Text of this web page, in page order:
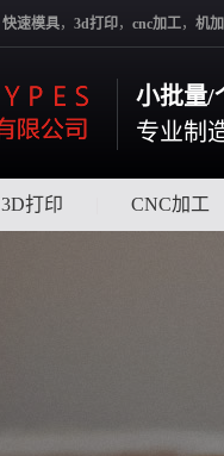
快速模具， 3d打印， cnc加工， 机
小批量/
专业制
3D打印 CNC加工